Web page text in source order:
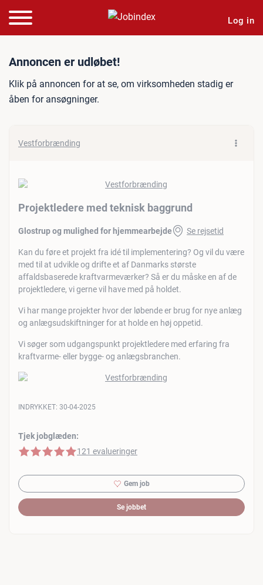
Log in
Jobannonce:
Annoncen er udløbet!
Klik på annoncen for at se, om virksomheden stadig er
åben for ansøgninger.
Vestforbrænding
Projektledere med teknisk baggrund
Glostrup og mulighed for hjemmearbejde Se rejsetid
Kan du føre et projekt fra idé til implementering? Og vil du være
med til at udvikle og drifte et af Danmarks største
affaldsbaserede kraftvarmeværker? Så er du måske en af de
projektledere, vi gerne vil have med på holdet.
Vi har mange projekter hvor der løbende er brug for nye anlæg
og anlægsudskiftninger for at holde en høj oppetid.
Vi søger som udgangspunkt projektledere med erfaring fra
kraftvarme- eller bygge- og anlægsbranchen.
Tjek jobglæden:
5 af 5 stjerner
121 evalueringer
INDRYKKET: 30-04-2025
Gem job
Se jobbet